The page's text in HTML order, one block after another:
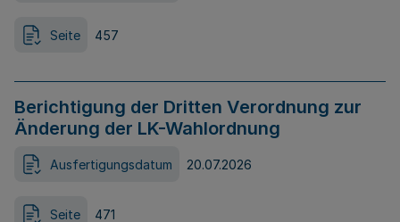
Seite 457
Berichtigung der Dritten Verordnung zur
Änderung der LK-Wahlordnung
Ausfertigungsdatum 20.07.2026
Seite 471